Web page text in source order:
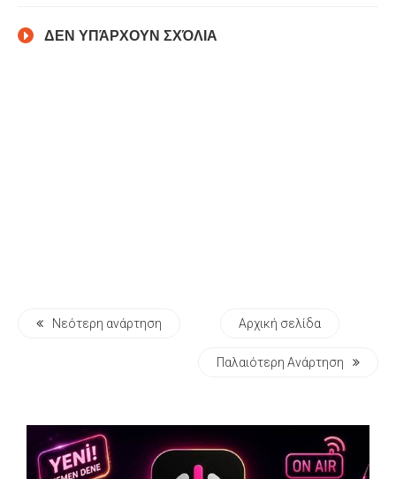
ΔΕΝ ΥΠΆΡΧΟΥΝ ΣΧΌΛΙΑ
Νεότερη ανάρτηση Αρχική σελίδα
Παλαιότερη Ανάρτηση